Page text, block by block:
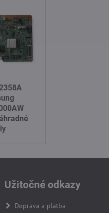
Užitočné odkazy
Doprava a platba